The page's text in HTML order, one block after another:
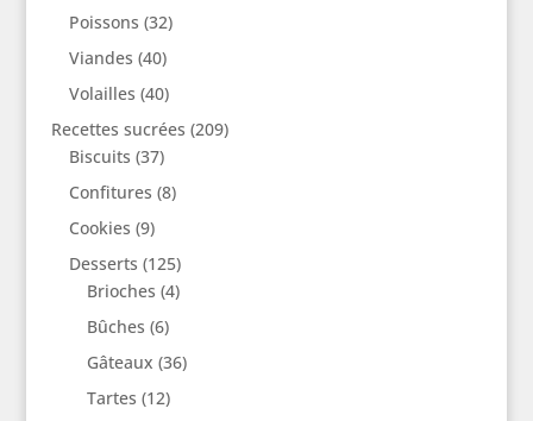
Poissons (32)
Viandes (40)
Volailles (40)
Recettes sucrées (209)
Biscuits (37)
Confitures (8)
Cookies (9)
Desserts (125)
Brioches (4)
Bûches (6)
Gâteaux (36)
Tartes (12)